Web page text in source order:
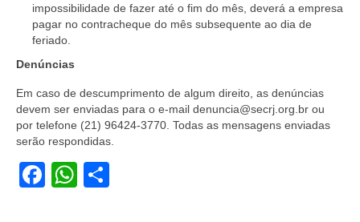
Benefício Social Familiar
FIQUE POR DENTRO
Vídeos
Publicações
Editais
impossibilidade de fazer até o fim do mês, deverá a empresa
pagar no contracheque do mês subsequente ao dia de
feriado.
Denúncias
Em caso de descumprimento de algum direito, as denúncias
devem ser enviadas para o e-mail denuncia@secrj.org.br ou
por telefone (21) 96424-3770. Todas as mensagens enviadas
serão respondidas.
Facebook
WhatsApp